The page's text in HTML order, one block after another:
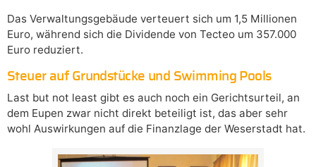
Das Verwaltungsgebäude verteuert sich um 1,5 Millionen
Euro, während sich die Dividende von Tecteo um 357.000
Euro reduziert.
Steuer auf Grundstücke und Swimming Pools
Last but not least gibt es auch noch ein Gerichtsurteil, an
dem Eupen zwar nicht direkt beteiligt ist, das aber sehr
wohl Auswirkungen auf die Finanzlage der Weserstadt hat.